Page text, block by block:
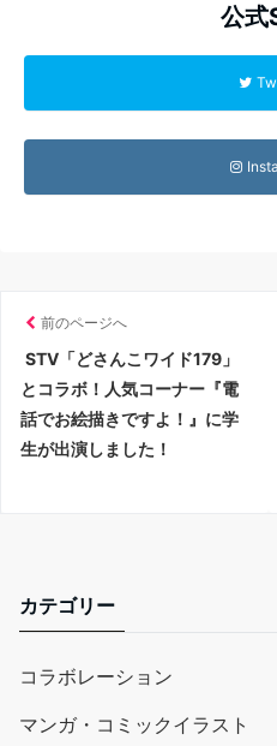
公式
前のページへ
STV「どさんこワイド179」
とコラボ！人気コーナー『電
話でお絵描きですよ！』に学
生が出演しました！
カテゴリー
コラボレーション
マンガ・コミックイラスト